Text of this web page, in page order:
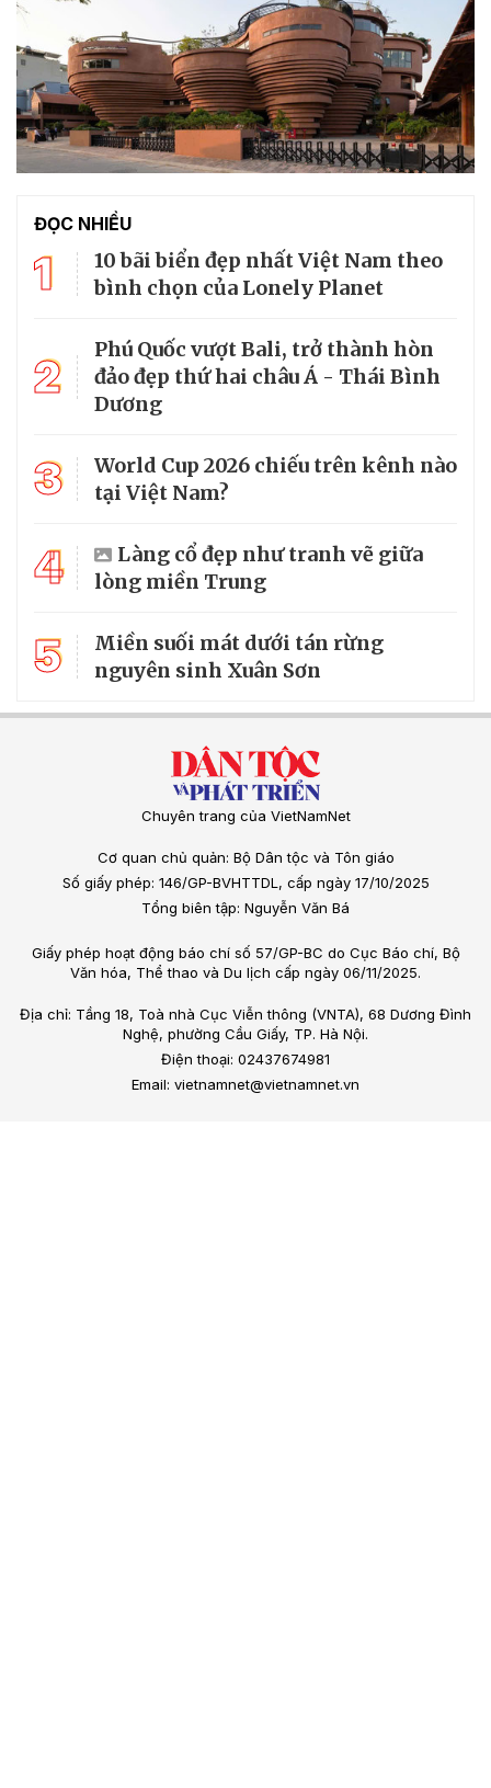
ĐỌC NHIỀU
1
10 bãi biển đẹp nhất Việt Nam theo
bình chọn của Lonely Planet
2
Phú Quốc vượt Bali, trở thành hòn
đảo đẹp thứ hai châu Á - Thái Bình
Dương
3
World Cup 2026 chiếu trên kênh nào
tại Việt Nam?
4
Làng cổ đẹp như tranh vẽ giữa
lòng miền Trung
5
Miền suối mát dưới tán rừng
nguyên sinh Xuân Sơn
Chuyên trang của VietNamNet
Cơ quan chủ quản: Bộ Dân tộc và Tôn giáo
Số giấy phép: 146/GP-BVHTTDL, cấp ngày 17/10/2025
Tổng biên tập: Nguyễn Văn Bá
Giấy phép hoạt động báo chí số 57/GP-BC do Cục Báo chí, Bộ
Văn hóa, Thể thao và Du lịch cấp ngày 06/11/2025.
Địa chỉ: Tầng 18, Toà nhà Cục Viễn thông (VNTA), 68 Dương Đình
Nghệ, phường Cầu Giấy, TP. Hà Nội.
Điện thoại: 02437674981
Email: vietnamnet@vietnamnet.vn